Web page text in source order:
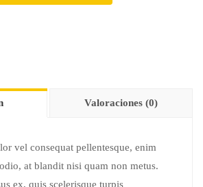
Valoraciones (0)
vel consequat pellentesque, enim
at blandit nisi quam non metus.
ex, quis scelerisque turpis